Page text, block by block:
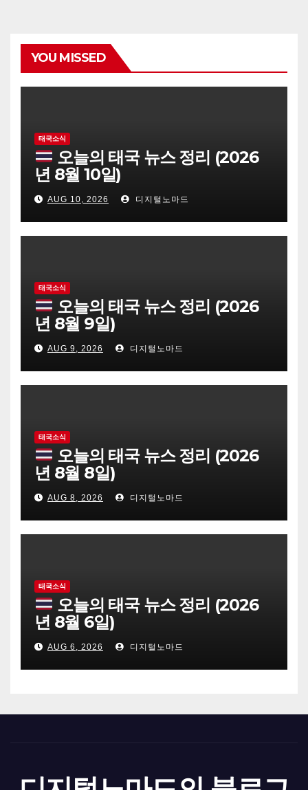
YOU MISSED
태국소식
오늘의 태국 뉴스 정리 (2026
년 8월 10일)
AUG 10, 2026 디지털노마드
태국소식
오늘의 태국 뉴스 정리 (2026
년 8월 9일)
AUG 9, 2026 디지털노마드
태국소식
오늘의 태국 뉴스 정리 (2026
년 8월 8일)
AUG 8, 2026 디지털노마드
태국소식
오늘의 태국 뉴스 정리 (2026
년 8월 6일)
AUG 6, 2026 디지털노마드